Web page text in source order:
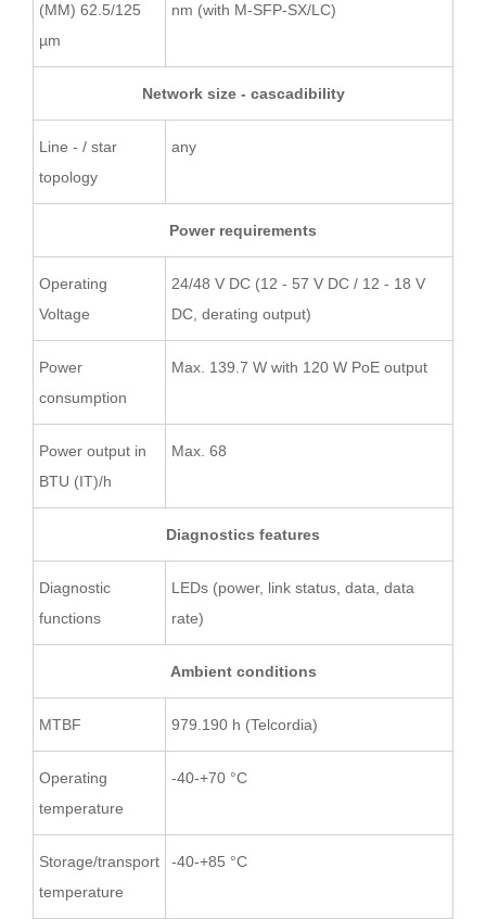
(MM) 62.5/125
µm
nm (with M-SFP-SX/LC)
Network size - cascadibility
Line - / star
topology
any
Power requirements
Operating
Voltage
24/48 V DC (12 - 57 V DC / 12 - 18 V
DC, derating output)
Power
consumption
Max. 139.7 W with 120 W PoE output
Power output in
BTU (IT)/h
Max. 68
Diagnostics features
Diagnostic
functions
LEDs (power, link status, data, data
rate)
Ambient conditions
MTBF 979.190 h (Telcordia)
Operating
temperature
-40-+70 °C
Storage/transport
temperature
-40-+85 °C